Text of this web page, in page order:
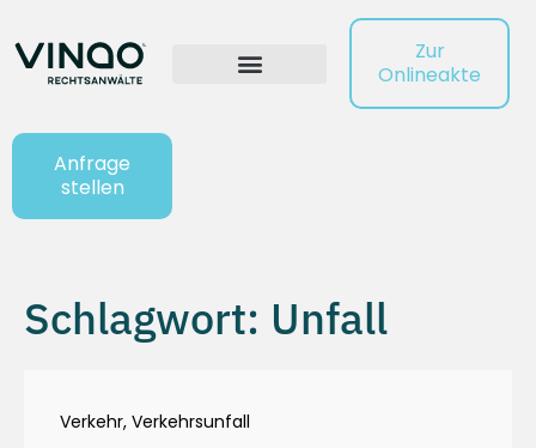
Zur
Onlineakte
Anfrage
stellen
Schlagwort: Unfall
Verkehr, Verkehrsunfall